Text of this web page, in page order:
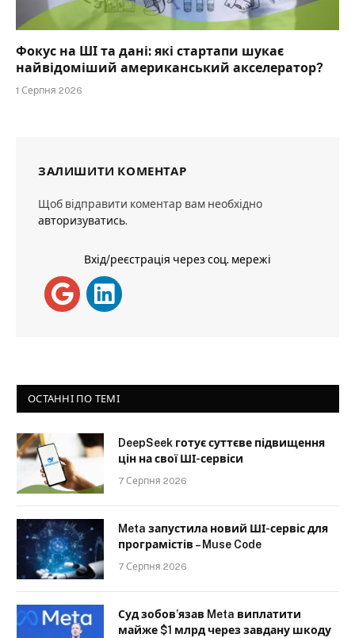
Фокус на ШІ та дані: які стартапи шукає
найвідоміший американський акселератор?
1 Серпня 2026
ЗАЛИШИТИ КОМЕНТАР
Щоб відправити коментар вам необхідно
авторизуватись.
Вхід/реєстрація через соц. мережі
ОСТАННІ ПО ТЕМІ
DeepSeek готує суттєве підвищення
цін на свої ШІ-сервіси
7 Серпня 2026
Meta запустила новий ШІ-сервіс для
програмістів – Muse Code
7 Серпня 2026
Суд зобов’язав Meta виплатити
майже $1 млрд через завдану шкоду